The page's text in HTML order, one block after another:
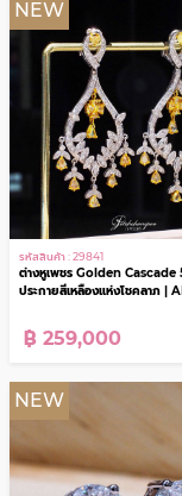
ต่างหูเพชร
NEW
รหัสสินค้า : 29841
ต่างหูเพชร Golden Cascade
ประกายสีเหลืองแห่งโชคลาภ |